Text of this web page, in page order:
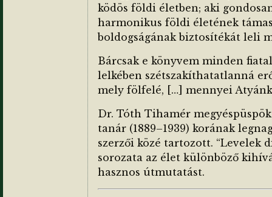
ködös földi életben; aki
harmonikus földi életének
boldogságának biztosítékát leli
Bárcsak e könyvem minden
lelkében szétszakíthatatlanná
mely fölfelé, […] mennyei
Dr. Tóth Tihamér
tanár (1889–1939) korának
szerzői közé tartozott. “Levelek
sorozata az élet különböző
hasznos útmutatást.